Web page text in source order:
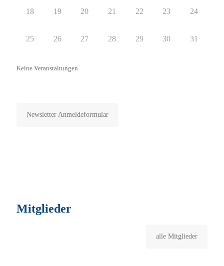
18 19 20 21 22 23 24
25 26 27 28 29 30 31
Keine Veranstaltungen
Newsletter Anmeldeformular
Mitglieder
alle Mitglieder